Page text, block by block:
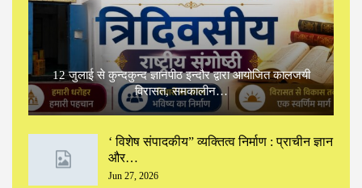
12 जुलाई से कुन्दकुन्द ज्ञानपीठ इन्दौर द्वारा आयोजित कालजयी
विरासत, समकालीन…
‘ विशेष संपादकीय” ‌व्यक्तित्व निर्माण : प्राचीन ज्ञान
और…
Jun 27, 2026